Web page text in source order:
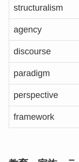
structuralism
agency
discourse
paradigm
perspective
framework